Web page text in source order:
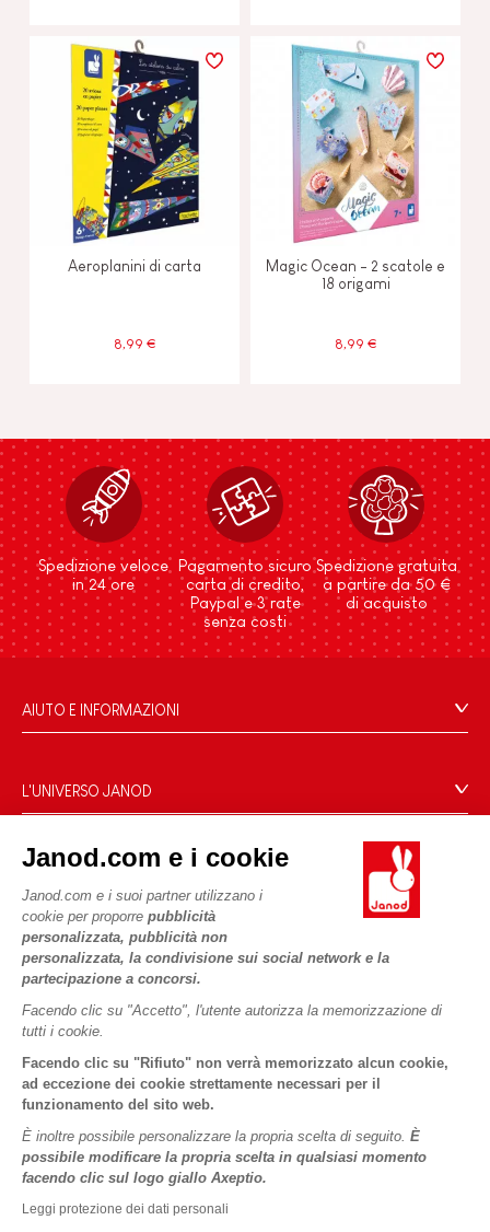
Janod.com e i cookie
Janod.com e i suoi partner utilizzano i
cookie per proporre pubblicità
personalizzata, pubblicità non
personalizzata, la condivisione sui social network e la
partecipazione a concorsi.
Facendo clic su "Accetto", l'utente autorizza la memorizzazione di
tutti i cookie.
Facendo clic su "Rifiuto" non verrà memorizzato alcun cookie,
ad eccezione dei cookie strettamente necessari per il
funzionamento del sito web.
È inoltre possibile personalizzare la propria scelta di seguito. È
possibile modificare la propria scelta in qualsiasi momento
facendo clic sul logo giallo Axeptio.
Leggi protezione dei dati personali
Aeroplanini di carta
8,99 €
Magic Ocean - 2 scatole e
18 origami
8,99 €
Spedizione veloce
in 24 ore
Pagamento sicuro
carta di credito,
Paypal e 3 rate
senza costi
Spedizione gratuita
a partire da 50 €
di acquisto
AIUTO E INFORMAZIONI
Domande Frequenti
Contatti
Negozi
Termini delle offerte
Dati personali
Cookies
Termini delle offerte
L'UNIVERSO JANOD
Le nostre attività
Impegni di RSI
Cos'è FSC®?
I NOSTRI SERVIZI
Pagamento
Acquista ora, paga dopo
Spedizione
Video
Regole di gioco e istruzioni
Pezzi staccati
Attività per bambini da scaricare
PROFESSIONALE
Contatti stampa
SEGUICI